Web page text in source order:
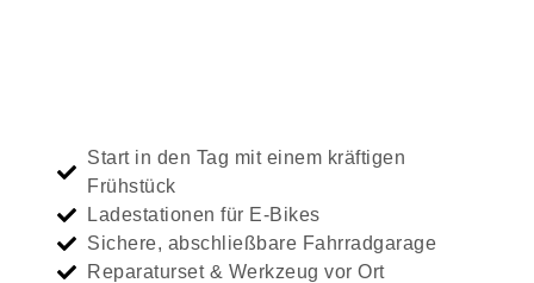
Start in den Tag mit einem kräftigen
Frühstück
Ladestationen für E-Bikes
Sichere, abschließbare Fahrradgarage
Reparaturset & Werkzeug vor Ort